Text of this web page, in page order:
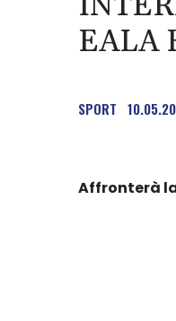
EALA
SPORT
Affronterà